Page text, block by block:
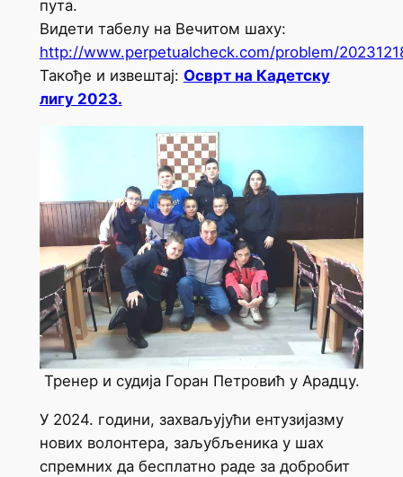
пута.
Видети табелу на Вечитом шаху:
http://www.perpetualcheck.com/problem/
Такође и извештај: Осврт на Кадетску
лигу 2023.
Тренер и судија Горан Петровић у Арадцу.
У 2024. години, захваљујући ентузијазму
нових волонтера, заљубљеника у шах
спремних да бесплатно раде за добробит